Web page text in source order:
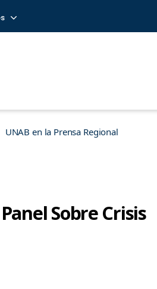
UNAB en la Prensa Regional
Sobre Crisis